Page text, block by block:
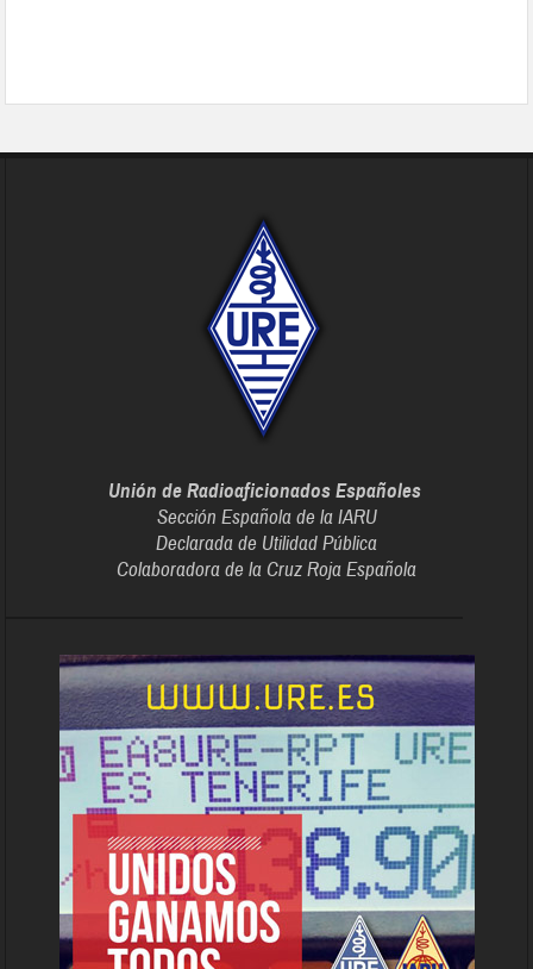
Unión de Radioaficionados Españoles
Sección Española de la IARU
Declarada de Utilidad Pública
Colaboradora de la Cruz Roja Española